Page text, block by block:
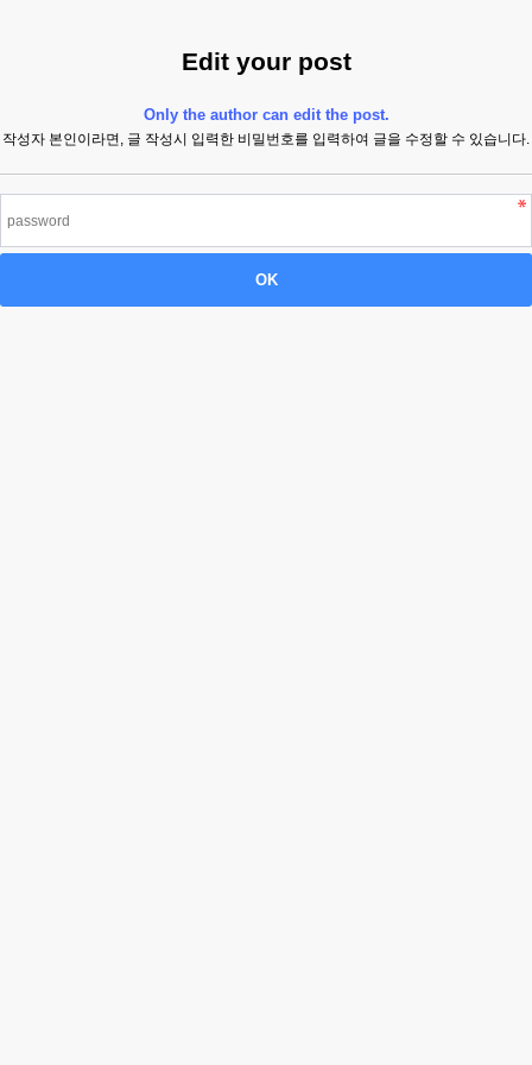
Edit your post
Only the author can edit the post.
작성자 본인이라면, 글 작성시 입력한 비밀번호를 입력하여 글을 수정할 수 있습니다.